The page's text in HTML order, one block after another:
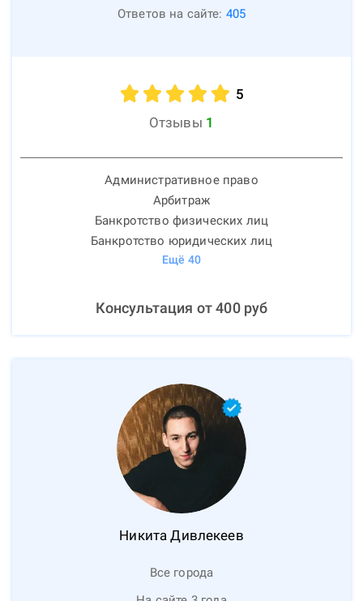
Ответов на сайте: 405
5
Отзывы 1
Административное право
Арбитраж
Банкротство физических лиц
Банкротство юридических лиц
Ещё 40
Консультация от400руб
Никита Дивлекеев
Все города